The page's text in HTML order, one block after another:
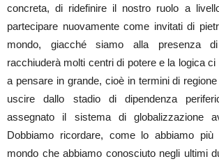
concreta, di ridefinire il nostro ruolo a
partecipare nuovamente come invitati di
mondo, giacché siamo alla presenza
racchiuderà molti centri di potere e la logica
a pensare in grande, cioè in termini di
uscire dallo stadio di dipendenza
assegnato il sistema di globalizzazione
Dobbiamo ricordare, come lo abbiamo
mondo che abbiamo conosciuto negli ultimi